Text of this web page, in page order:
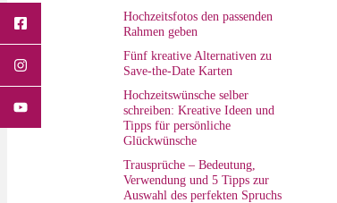
Hochzeitsfotos den passenden
Rahmen geben
Fünf kreative Alternativen zu
Save-the-Date Karten
Hochzeitswünsche selber
schreiben: Kreative Ideen und
Tipps für persönliche
Glückwünsche
Trausprüche – Bedeutung,
Verwendung und 5 Tipps zur
Auswahl des perfekten Spruchs